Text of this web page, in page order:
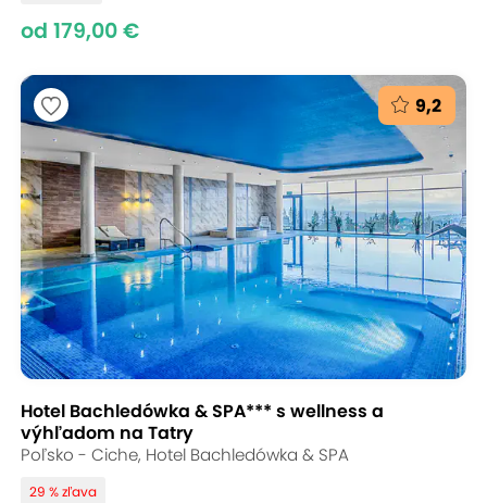
od 179,00 €
9,2
Hotel Bachledówka & SPA*** s wellness a
výhľadom na Tatry
Poľsko - Ciche, Hotel Bachledówka & SPA
29 % zľava